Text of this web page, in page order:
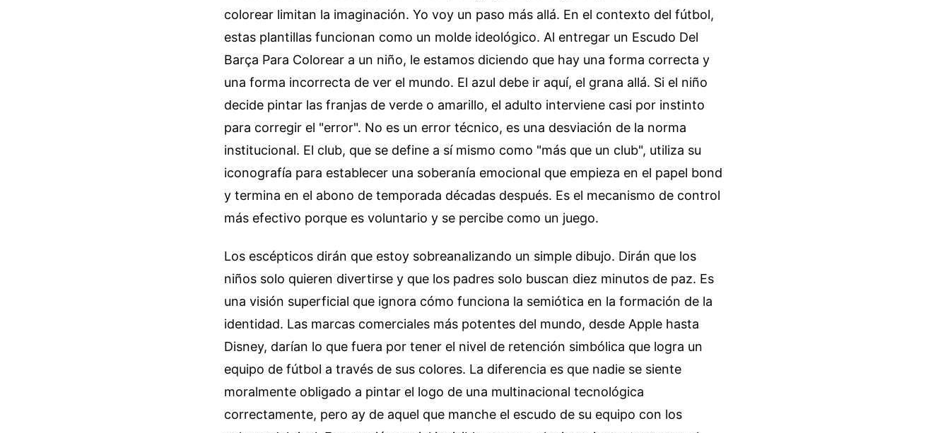
colorear limitan la imaginación. Yo voy un paso más allá. En el contexto del fútbol,
estas plantillas funcionan como un molde ideológico. Al entregar un Escudo Del
Barça Para Colorear a un niño, le estamos diciendo que hay una forma correcta y
una forma incorrecta de ver el mundo. El azul debe ir aquí, el grana allá. Si el niño
decide pintar las franjas de verde o amarillo, el adulto interviene casi por instinto
para corregir el "error". No es un error técnico, es una desviación de la norma
institucional. El club, que se define a sí mismo como "más que un club", utiliza su
iconografía para establecer una soberanía emocional que empieza en el papel bond
y termina en el abono de temporada décadas después. Es el mecanismo de control
más efectivo porque es voluntario y se percibe como un juego.
Los escépticos dirán que estoy sobreanalizando un simple dibujo. Dirán que los
niños solo quieren divertirse y que los padres solo buscan diez minutos de paz. Es
una visión superficial que ignora cómo funciona la semiótica en la formación de la
identidad. Las marcas comerciales más potentes del mundo, desde Apple hasta
Disney, darían lo que fuera por tener el nivel de retención simbólica que logra un
equipo de fútbol a través de sus colores. La diferencia es que nadie se siente
moralmente obligado a pintar el logo de una multinacional tecnológica
correctamente, pero ay de aquel que manche el escudo de su equipo con los